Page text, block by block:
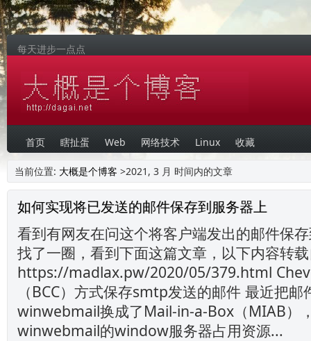
每天进步一点点
首页 瞎扯蛋 Web 网络技术 Linux 收藏
当前位置: 大概是个博客 >2021, 3 月 时间内的文章
如何实现将已发送的邮件保存到服务器上
看到有网友在问这个将客户端发出的邮件保
找了一圈，看到下面这篇文章，以下内容转
https://madlax.pw/2020/05/379.html
（BCC）方式保存smtp发送的邮件 最近把邮
winwebmail换成了Mail-in-a-Box（MIAB）
winwebmail的window服务器占用资源...